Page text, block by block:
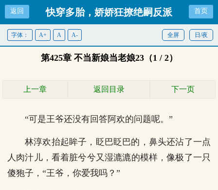
返回 快穿多胎，娇娇狂撩绝嗣反派 首页
日/夜
全屏
字体： A+ A A-
第425章 不当新娘当老娘23（1 / 2）
上一章 返回目录 下一页
“可是王爷还没有回答阿欢的问题呢。”
林淳欢抬起眸子，眨巴眨巴的，鼻头还沾了一点
人肉汁儿，看着脏兮兮又湿漉漉的模样，像极了一只
傻狍子，“王爷，你爱我吗？”